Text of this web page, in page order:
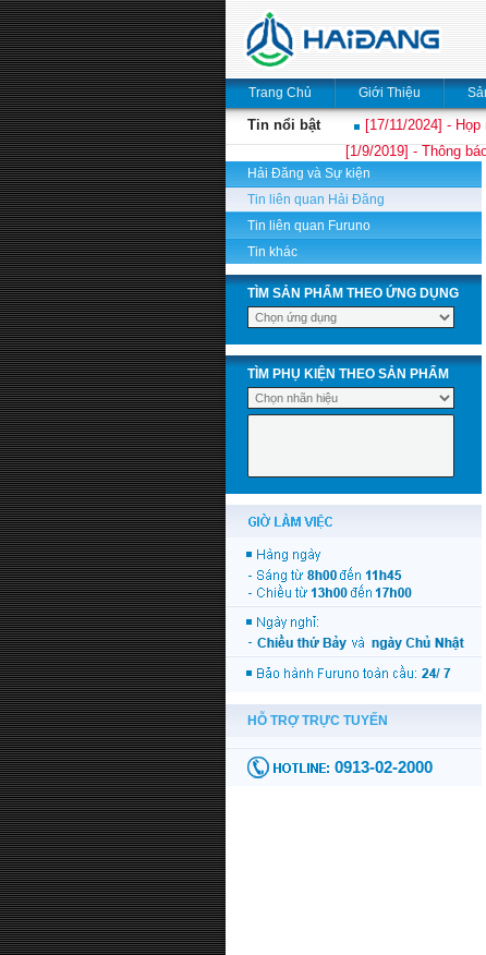
Trang Chủ Giới Thiệu
Tin nổi bật
[17/11/2024] -
[1/9/2019] - Thông
Hải Đăng và Sự kiện
Tin liên quan Hải Đăng
Tin liên quan Furuno
Tin khác
TÌM SẢN PHẨM THEO ỨNG DỤNG
TÌM PHỤ KIỆN THEO SẢN PHẨM